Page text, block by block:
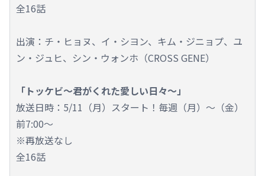
全16話
出演：チ・ヒョヌ、イ・シヨン、キム・ジニョプ、ユ
ン・ジュヒ、シン・ウォンホ（CROSS GENE）
「トッケビ～君がくれた愛しい日々～」
放送日時：5/11（月）スタート！毎週（月）～（金）
前7:00～
※再放送なし
全16話